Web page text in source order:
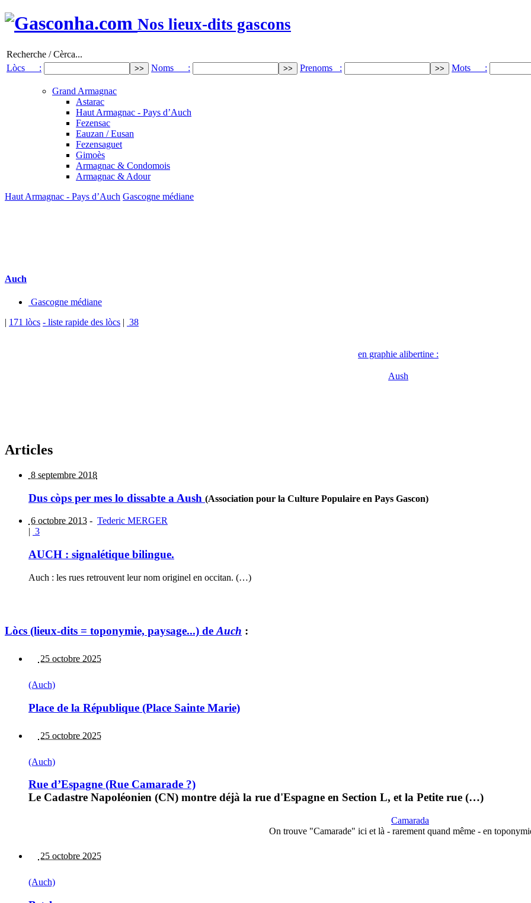
Nos lieux-dits gascons
Recherche / Cèrca...
Lòcs :
Noms : Prenoms : Mots :
Grand Armagnac
Astarac
Haut Armagnac - Pays d’Auch
Fezensac
Eauzan / Eusan
Fezensaguet
Gimoès
Armagnac & Condomois
Armagnac & Adour
Haut Armagnac - Pays d’Auch Gascogne médiane
Auch
Gascogne médiane
| 171 lòcs - liste rapide des lòcs | 38
en graphie alibertine :
Aush
Articles
8 septembre 2018
Dus còps per mes lo dissabte a Aush (Association pour la Culture Populaire en Pays Gascon)
6 octobre 2013 - Tederic MERGER
| 3
AUCH : signalétique bilingue.
Auch : les rues retrouvent leur nom originel en occitan. (…)
Lòcs (lieux-dits = toponymie, paysage...) deAuch :
25 octobre 2025
(Auch)
Place de la République (Place Sainte Marie)
25 octobre 2025
(Auch)
Rue d’Espagne (Rue Camarade ?)
Le Cadastre Napoléonien (CN) montre déjà la rue d'Espagne en Section L, et la Petite rue (…)
Camarada
On trouve "Camarade" ici et là - rarement quand même - en
25 octobre 2025
(Auch)